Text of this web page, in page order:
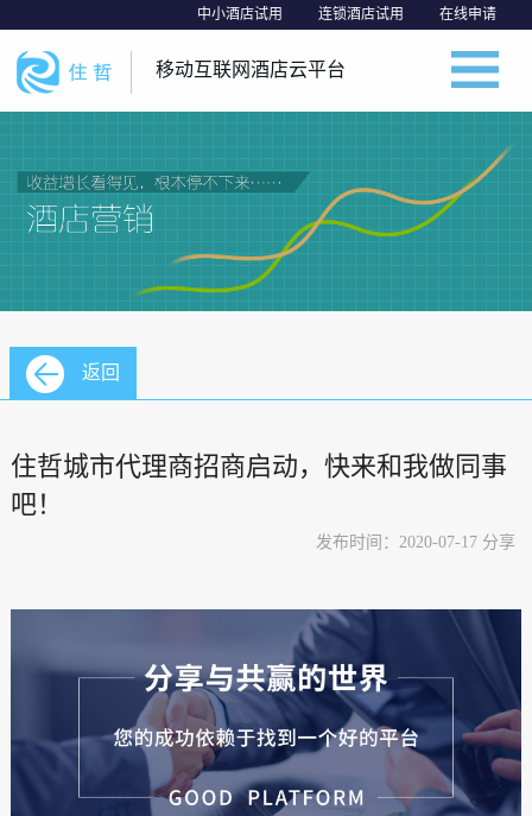
在线申请
连锁酒店试用
中小酒店试用
移动互联网酒店云平台
返回
住哲城市代理商招商启动，快来和我做同事
吧！
发布时间：2020-07-17 分享